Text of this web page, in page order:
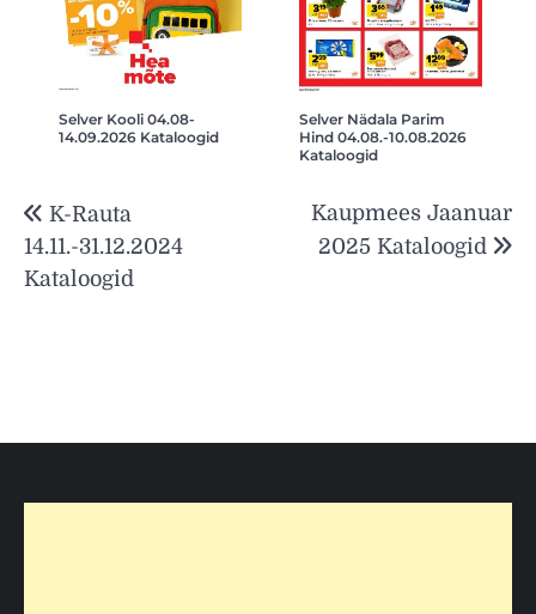
Selver Kooli 04.08-
14.09.2026 Kataloogid
Selver Nädala Parim
Hind 04.08.-10.08.2026
Kataloogid
K-Rauta
14.11.-31.12.2024
Kataloogid
Kaupmees Jaanuar
2025 Kataloogid